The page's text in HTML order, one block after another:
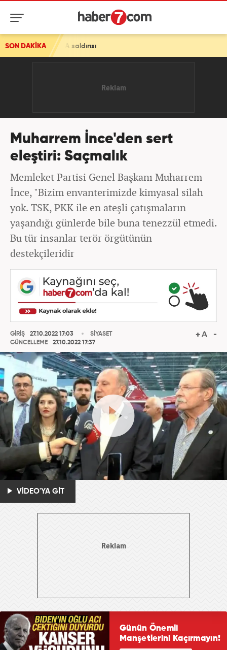
SON DAKİKA
saldırısı
Muharrem İnce'den sert
eleştiri: Saçmalık
Memleket Partisi Genel Başkanı Muharrem
İnce, "Bizim envanterimizde kimyasal silah
yok. TSK, PKK ile en ateşli çatışmaların
yaşandığı günlerde bile buna tenezzül etmedi.
Bu tür insanlar terör örgütünün
destekçileridir
GİRİŞ
27.10.2022 17:03
GÜNCELLEME
27.10.2022 17:37
SİYASET
VİDEO'YA GİT